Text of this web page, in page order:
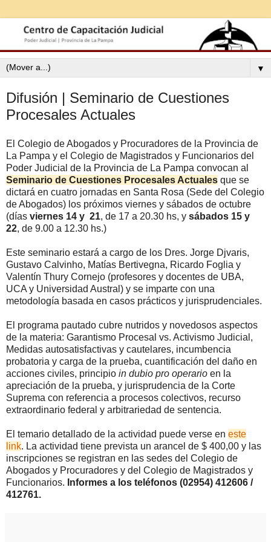
▼
Difusión | Seminario de Cuestiones
Procesales Actuales
El Colegio de Abogados y Procuradores de la Provincia de
La Pampa y el Colegio de Magistrados y Funcionarios del
Poder Judicial de la Provincia de La Pampa convocan al
Seminario de Cuestiones Procesales Actuales que se
dictará en cuatro jornadas en Santa Rosa (Sede del Colegio
de Abogados) los próximos viernes y sábados de octubre
(días viernes 14 y 21, de 17 a 20.30 hs, y sábados 15 y
22, de 9.00 a 12.30 hs.)
Este seminario estará a cargo de los Dres. Jorge Djvaris,
Gustavo Calvinho, Matías Bertivegna, Ricardo Foglia y
Valentín Thury Cornejo (profesores y docentes de UBA,
UCA y Universidad Austral) y se imparte con una
metodología basada en casos prácticos y jurisprudenciales.
El programa pautado cubre nutridos y novedosos aspectos
de la materia: Garantismo Procesal vs. Activismo Judicial,
Medidas autosatisfactivas y cautelares, incumbencia
probatoria y carga de la prueba, cuantificación del daño en
acciones civiles, principio in dubio pro operario en la
apreciación de la prueba, y jurisprudencia de la Corte
Suprema con referencia a procesos colectivos, recurso
extraordinario federal y arbitrariedad de sentencia.
El temario detallado de la actividad puede verse en este
link. La actividad tiene prevista un arancel de $ 400,00 y las
inscripciones se registran en las sedes del Colegio de
Abogados y Procuradores y del Colegio de Magistrados y
Funcionarios. Informes a los teléfonos (02954) 412606 /
412761.